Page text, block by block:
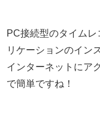
PC接続型のタイム
リケーションのイン
インターネットにア
で簡単ですね！